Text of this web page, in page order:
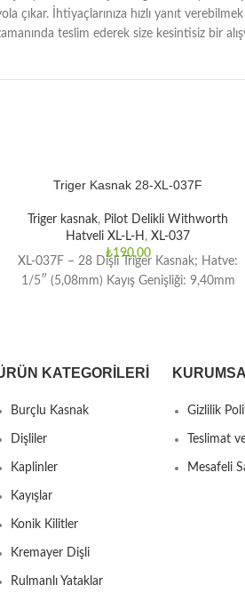
çıkar. İhtiyaçlarınıza hızlı yanıt
teslim ederek size kesintisiz bir
Triger Kasnak 28-XL-037F
Triger kasnak, Pilot Delikli Withworth
Hatveli XL-L-H , XL-037
₺190,00
XL-037F – 28 Dişli Triger Kasnak; Hatve:
1/5″ (5,08mm) Kayış Genişliği: 9,40mm
KATEGORILERI
Burçlu Kasnak
Dişliler
Kaplinler
Kayışlar
Konik Kilitler
Kremayer Dişli
Rulmanlı Yataklar
Gizlilik
Teslimat
Mesafeli